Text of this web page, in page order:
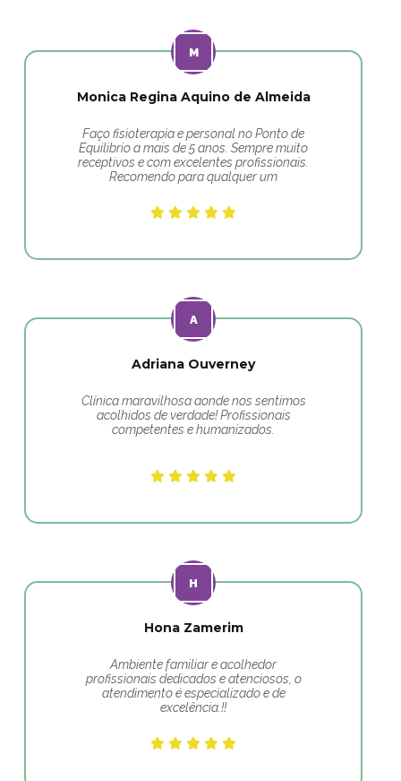
Monica Regina Aquino de Almeida
Faço fisioterapia e personal no Ponto de
Equilibrio a mais de 5 anos. Sempre muito
receptivos e com excelentes profissionais.
Recomendo para qualquer um
Adriana Ouverney
Clínica maravilhosa aonde nos sentimos
acolhidos de verdade! Profissionais
competentes e humanizados.
Hona Zamerim
Ambiente familiar e acolhedor
profissionais dedicados e atenciosos, o
atendimento é especializado e de
excelência.!!